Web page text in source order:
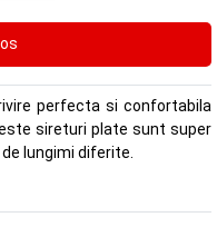
perfecta si confortabila
sireturi plate sunt super
lungimi diferite.